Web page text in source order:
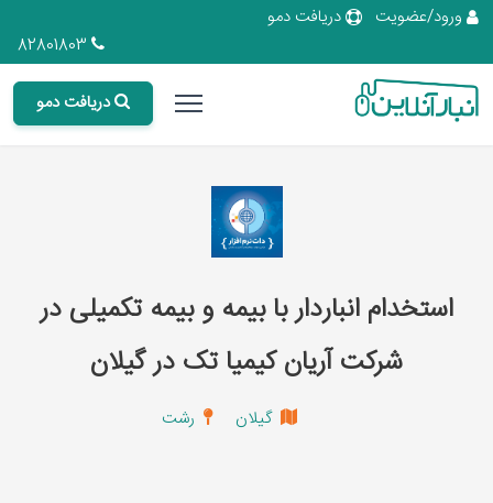
ورود/عضویت
دریافت دمو
دریافت دمو
استخدام انباردار با بیمه و بیمه تکمیلی در
شرکت آریان کیمیا تک در گیلان
گیلان رشت